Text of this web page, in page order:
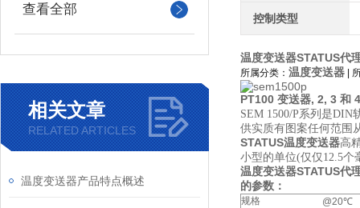
控制类型
温度变送器STATUS代
所属分类： 温度变送器 |
PT100 变送器, 2, 3 和
SEM 1500/P系列是DIN
供实质有图案任何范围
STATUS温度变送器高
小型的单位(仅仅12.5个
温度变送器STATUS代
的参数：
规格
@20℃
查看全部
相关文章
RELATED ARTICLES
温度变送器产品特点概述